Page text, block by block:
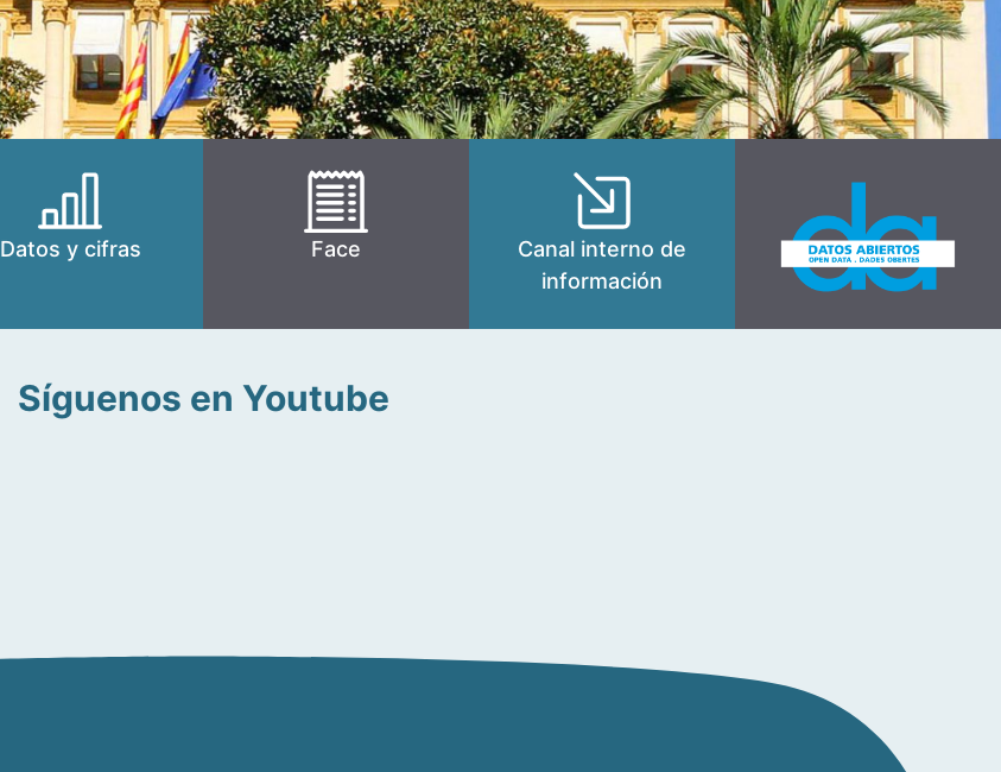
Datos y cifras Face
Canal interno de
información
Síguenos en Youtube